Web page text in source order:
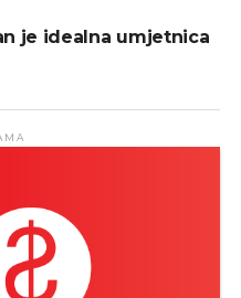
je idealna umjetnica